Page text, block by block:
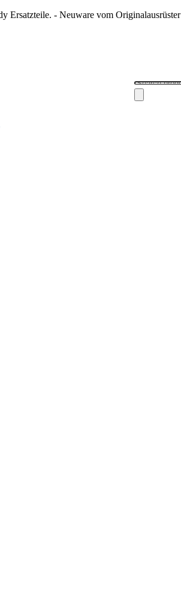
Ersatzteile. - Neuware vom Originalausrüster